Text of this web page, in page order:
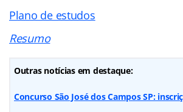
Plano de estudos
Resumo
Outras notícias em destaque:
Concurso São José dos Campos SP: